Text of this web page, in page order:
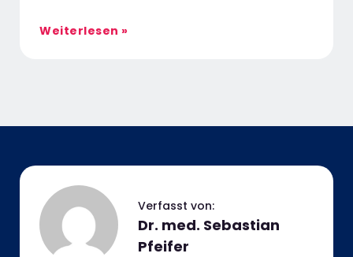
Weiterlesen »
Dr. med. Sebastian
Pfeifer